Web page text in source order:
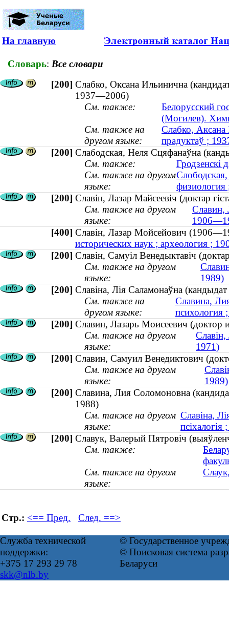
На главную
Словарь: Все словари
[200] Слабко, Оксана Ильинична
1937—2006)
См. также:
Белорусский
(Могилев).
См. также на
другом языке:
Слабко, Аксана
прадуктаў ;
[200] Слабодская, Неля Сцяфанаўна
См. также:
Гродзенскі
См. также на другом
языке:
[200] Славін, Лазар Майсеевіч (доктар
См. также на другом
языке:
Славин,
[400] Славін, Лазар Мойсейович
исторических наук ; археология ;
[200] Славін, Самуіл Венедыктавіч
См. также на другом
языке:
1989)
[200] Славіна, Лія Саламонаўна
См. также на
другом языке:
Славина,
[200] Славин, Лазарь Моисеевич (доктор
См. также на другом
языке:
1971)
[200] Славин, Самуил Венедиктович
См. также на другом
языке:
1989)
[200] Славина, Лия Соломоновна
1988)
См. также на другом
языке:
Славіна,
[200] Славук, Валерый Пятровіч
См. также:
См. также на другом
языке:
Стр.: <== Пред. След. ==>
Служба технической
поддержки:
+375 17 293 29 78
skk@nlb.by
© Государственное
© Поисковая система
Беларуси